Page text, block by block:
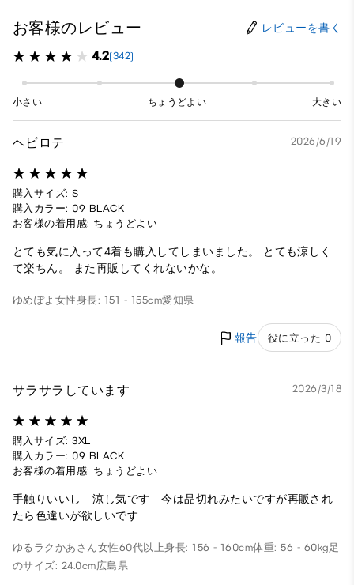
お客様のレビュー レビューを書く
4.2(342)
小さい ちょうどよい 大きい
ヘビロテ 2026/6/19
購入サイズ: S
購入カラー: 09 BLACK
お客様の着用感: ちょうどよい
とても気に入って4着も購入してしまいました。 とても涼しく
て楽ちん。 また再販してくれないかな。
ゆめぽよ 女性身長: 151 - 155cm愛知県
報告 役に立った 0
サラサラしています 2026/3/18
購入サイズ: 3XL
購入カラー: 09 BLACK
お客様の着用感: ちょうどよい
手触りいいし 涼し気です 今は品切れみたいですが再販され
たら色違いが欲しいです
ゆるラクかあさん女性60代以上身長: 156 - 160cm体重: 56 - 60kg足
のサイズ: 24.0cm広島県